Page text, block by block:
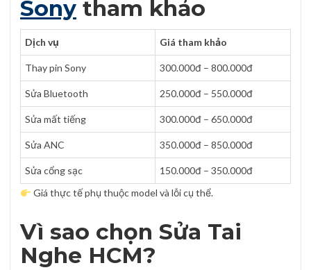
Sony tham khảo
Dịch vụ Giá tham khảo
Thay pin Sony 300.000đ – 800.000đ
Sửa Bluetooth 250.000đ – 550.000đ
Sửa mất tiếng 300.000đ – 650.000đ
Sửa ANC 350.000đ – 850.000đ
Sửa cổng sạc
150.000đ – 350.000đ
Giá thực tế phụ thuộc model và lỗi cụ thể.
Vì sao chọn Sửa Tai
Nghe HCM?